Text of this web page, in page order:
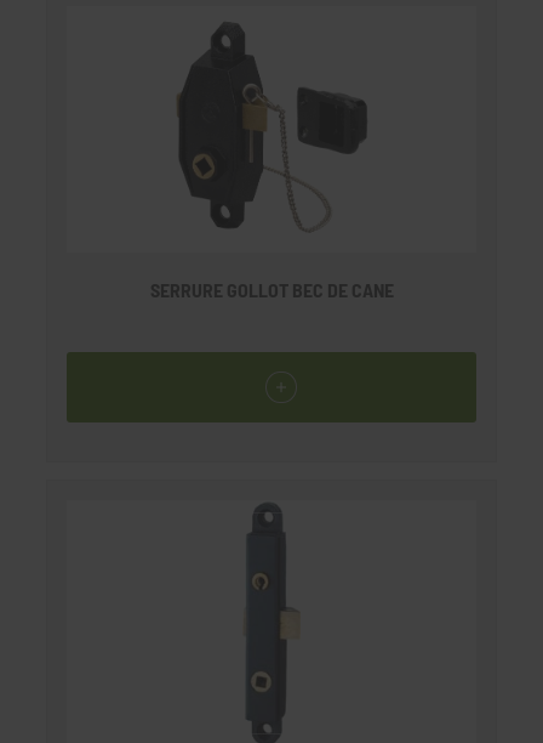
SERRURE GOLLOT BEC DE CANE